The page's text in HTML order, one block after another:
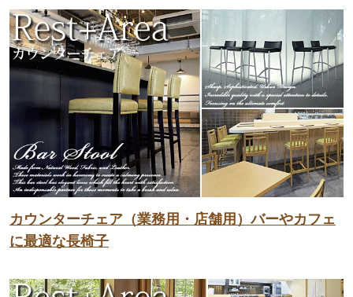
カウンターチェア（業務用・店舗用）バーやカフェ
に最適な長椅子